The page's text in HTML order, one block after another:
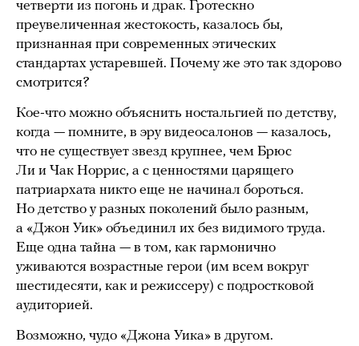
четверти из погонь и драк. Гротескно
преувеличенная жестокость, казалось бы,
признанная при современных этических
стандартах устаревшей. Почему же это так здорово
смотрится?
Кое-что можно объяснить ностальгией по детству,
когда — помните, в эру видеосалонов — казалось,
что не существует звезд крупнее, чем Брюс
Ли и Чак Норрис, а с ценностями царящего
патриархата никто еще не начинал бороться.
Но детство у разных поколений было разным,
а «Джон Уик» объединил их без видимого труда.
Еще одна тайна — в том, как гармонично
уживаются возрастные герои (им всем вокруг
шестидесяти, как и режиссеру) с подростковой
аудиторией.
Возможно, чудо «Джона Уика» в другом.